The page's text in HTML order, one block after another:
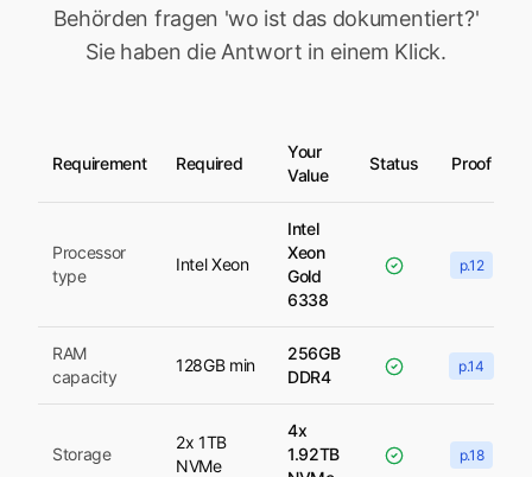
Behörden fragen 'wo ist das dokumentiert?'
Sie haben die Antwort in einem Klick.
Requirement Required
Your
Value
Status Proof
Processor
type
Intel Xeon
Intel
Xeon
Gold
6338
p.12
RAM
capacity
128GB min
256GB
DDR4
p.14
Storage
2x 1TB
NVMe
4x
1.92TB
p.18
Intelligente Suche